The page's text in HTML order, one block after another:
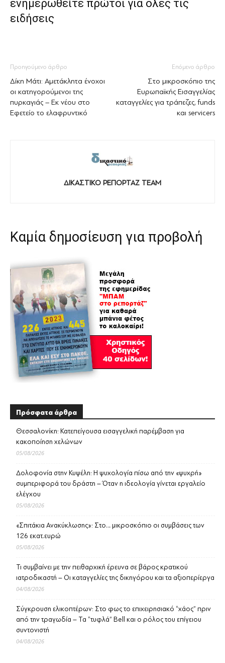
ενημερωθείτε πρώτοι για όλες τις
ειδήσεις
Προηγούμενο άρθρο
Δίκη Μάτι: Αμετάκλητα ένοχοι
οι κατηγορούμενοι της
πυρκαγιάς – Εκ νέου στο
Εφετείο το ελαφρυντικό
Επόμενο άρθρο
Στο μικροσκόπιο της
Ευρωπαϊκής Εισαγγελίας
καταγγελίες για τράπεζες, funds
και servicers
ΔΙΚΑΣΤΙΚΟ ΡΕΠΟΡΤΑΖ TEAM
Καμία δημοσίευση για προβολή
Πρόσφατα άρθρα
Θεσσαλονίκη: Κατεπείγουσα εισαγγελική παρέμβαση για
κακοποίηση χελώνων
05/08/2026
Δολοφονία στην Κυψέλη: Η ψυχολογία πίσω από την «ψυχρή»
συμπεριφορά του δράστη – Όταν η ιδεολογία γίνεται εργαλείο
ελέγχου
05/08/2026
«Σπιτάκια Ανακύκλωσης»: Στο… μικροσκόπιο οι συμβάσεις των
126 εκατ.ευρώ
05/08/2026
Τι συμβαίνει με την πειθαρχική έρευνα σε βάρος κρατικού
ιατροδικαστή – Οι καταγγελίες της δικηγόρου και τα αξιοπερίεργα
04/08/2026
Σύγκρουση ελικοπτέρων: Στο φως το επιχειρησιακό “χάος” πριν
από την τραγωδία – Τα “τυφλά” Bell και ο ρόλος του επίγειου
συντονιστή
04/08/2026